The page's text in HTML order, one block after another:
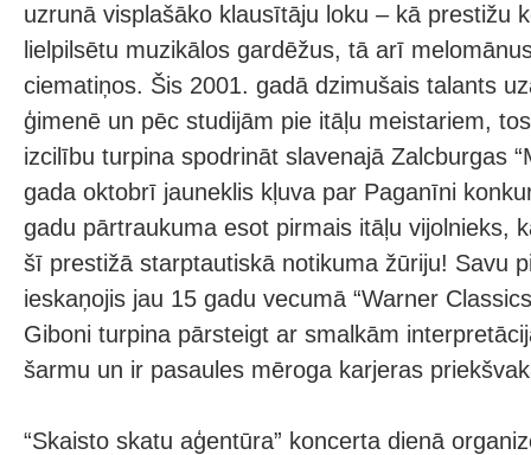
uzrunā visplašāko klausītāju loku – kā prestižu
lielpilsētu muzikālos gardēžus, tā arī
ciematiņos. Šis 2001. gadā dzimušais talants
ģimenē un pēc studijām pie itāļu meistariem,
izcilību turpina spodrināt slavenajā Zalcburgas
gada oktobrī jauneklis kļuva par Paganīni
gadu pārtraukuma esot pirmais itāļu vijolnieks,
šī prestižā starptautiskā notikuma žūriju! Savu
ieskaņojis jau 15 gadu vecumā “Warner
Giboni turpina pārsteigt ar smalkām
šarmu un ir pasaules mēroga karjeras
“Skaisto skatu aģentūra” koncerta dienā